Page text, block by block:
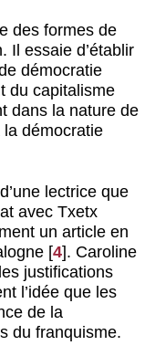
des formes de
Il essaie d’établir
démocratie
du capitalisme
dans la nature de
la démocratie
lectrice que
avec Txetx
un article en
[4]. Caroline
justifications
l’idée que les
de la
du franquisme.